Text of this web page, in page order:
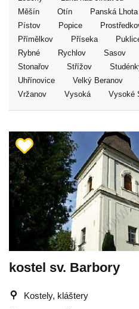
Měšín
Otín Panská Lhota
Pístov
Popice
Přímělkov
Příseka
Rybné
Rychlov Sasov
Stonařov
Střížov
Uhřínovice
Velký Beranov
Vržanov
Vysoká Vysoké
kostel sv. Barbory
Kostely, kláštery